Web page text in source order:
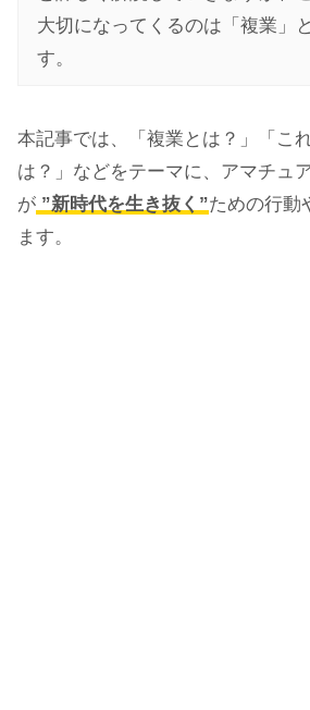
大切になってくるのは「複業」
す。
本記事では、「複業とは？」「こ
は？」などをテーマに、アマチュ
が ”新時代を生き抜く”ための行動
ます。